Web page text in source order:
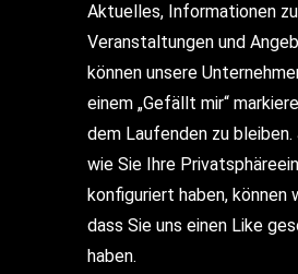
Aktuelles, Informationen zu
Veranstaltungen und
können unsere
einem „Gefällt mir“
dem Laufenden zu bleiben.
wie Sie Ihre
konfiguriert haben, können
dass Sie uns einen Like
haben.